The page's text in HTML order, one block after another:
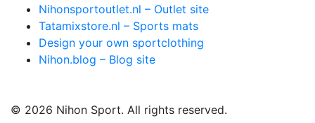
Nihonsportoutlet.nl – Outlet site
Tatamixstore.nl – Sports mats
Design your own sportclothing
Nihon.blog – Blog site
© 2026 Nihon Sport. All rights reserved.